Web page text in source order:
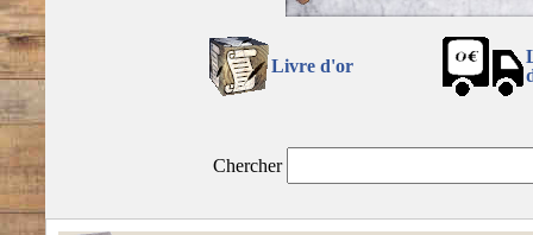
Livre d'or
Chercher